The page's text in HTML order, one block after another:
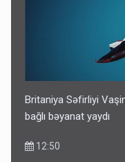
Britaniya Səfirliyi
bağlı bəyanat yaydı
12:50